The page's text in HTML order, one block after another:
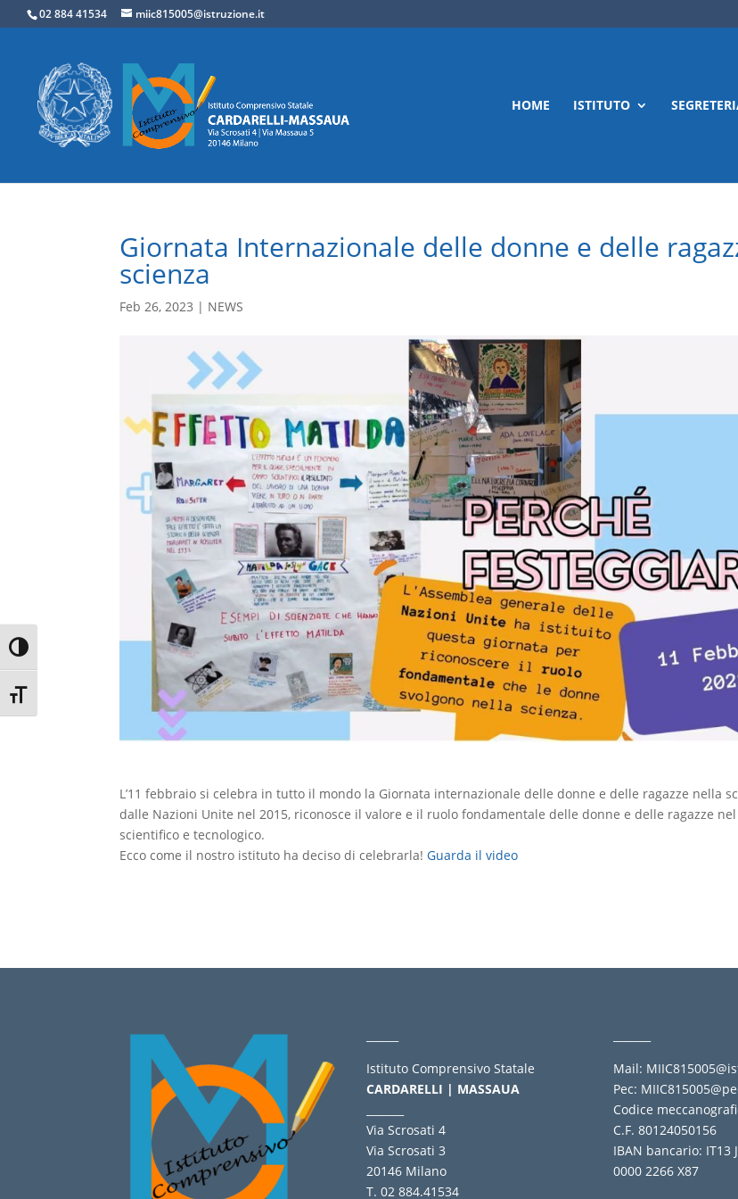
Attiva/disattiva alto contrasto
Attiva/disattiva dimensione testo
02 884 41534 miic815005@istruzione.it
HOME ISTITUTO
Giornata Internazionale delle donne e delle
scienza
Feb 26, 2023 | NEWS
L’11 febbraio si celebra in tutto il mondo la Giornata internazionale delle donne e delle ragazze nella
dalle Nazioni Unite nel 2015, riconosce il valore e il ruolo fondamentale delle donne e delle ragazze
scientifico e tecnologico.
Ecco come il nostro istituto ha deciso di celebrarla! Guarda il video
Istituto Comprensivo Statale
CARDARELLI | MASSAUA
Via Scrosati 4
Via Scrosati 3
20146 Milano
T. 02 884.41534
Mail:
Pec:
Codice
C.F. 80124050156
IBAN bancario: IT13
0000 2266 X87